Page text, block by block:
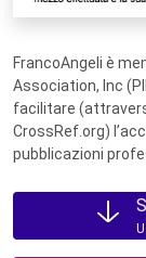
FrancoAngeli è
Association, Inc
facilitare
CrossRef.org)
pubblicazioni